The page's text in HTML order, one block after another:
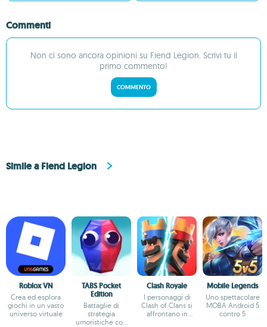
Commenti
Non ci sono ancora opinioni su Fiend Legion. Scrivi tu il
primo commento!
COMMENTO
Simile a Fiend Legion
Roblox VN
Crea ed esplora
giochi in un vasto
universo virtuale
TABS Pocket
Edition
Battaglie di
strategia
umoristiche con
Clash Royale
I personaggi di
Clash of Clans si
affrontano in
Mobile Legends
Uno spettacolare
MOBA Android 5
contro 5